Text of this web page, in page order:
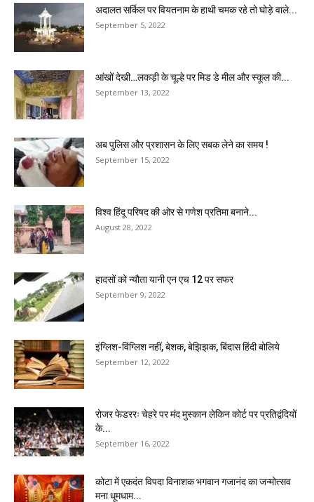
अदालत सर्किल पर वियतनाम के हाथी चमक रहे तो घोड़े वाले...
September 5, 2022
आंखों देखी…लकड़ी के चूल्हे पर मिड डे मील और स्कूल की...
September 13, 2022
अब पुलिस और प्रशासन के लिए सबक लेने का समय !
September 15, 2022
विश्व हिंदू परिषद की ओर से गणेश प्रतिमा बनाने...
August 28, 2022
हादसों को न्यौता यानी एन एच 12 पर सफर
September 9, 2022
इंग्लिश-विंग्लिश नहीं, बेशक, बेझिझक, बिंदास हिंदी बोलिये
September 12, 2022
रोजर फेडररः चेहरे पर मंद मुस्कान लेकिन कोर्ट पर प्रतिद्वंदियों
के...
September 16, 2022
कोटा में एकदंत विपदा विनाशक भगवान गजानंद का जन्मोत्सव
मना धूमधाम...